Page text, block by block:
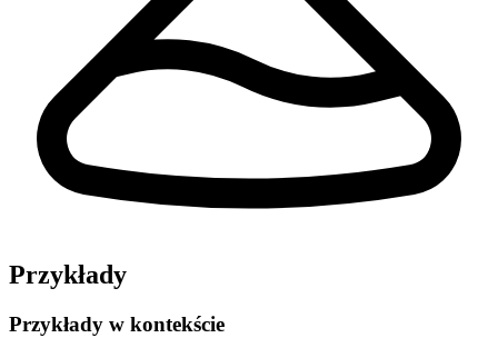
Przykłady
Przykłady w kontekście